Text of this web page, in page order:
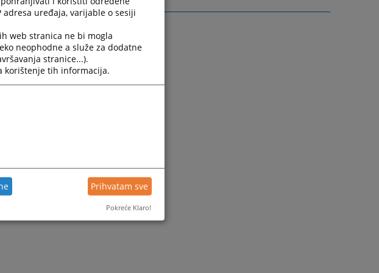
uređaja, varijable o sesiji
web stranica ne bi mogla
neophodne a služe za dodatne
stranice...).
korištenje tih informacija.
Prihvatam sve
Pokreće Klaro!